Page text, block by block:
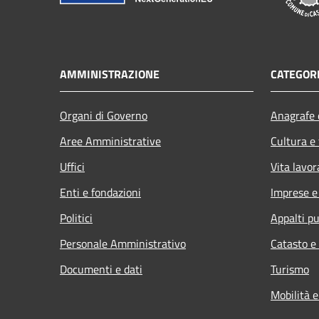
AMMINISTRAZIONE
Organi di Governo
Aree Amministrative
Uffici
Enti e fondazioni
Politici
Personale Amministrativo
Documenti e dati
Cultura
Vita
Imprese
Appalti
Catasto
Turismo
Mobilità